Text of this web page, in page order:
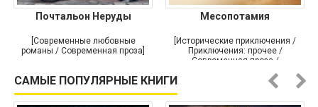
Почтальон Неруды
[Современные любовные
романы / Современная проза]
Месопотамия
[Исторические приключения /
Приключения: прочее /
Современная проза /
САМЫЕ ПОПУЛЯРНЫЕ КНИГИ